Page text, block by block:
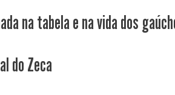
na tabela e na vida dos
do Zeca